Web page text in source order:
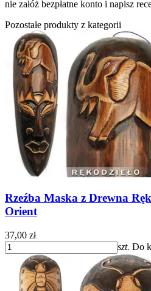
nie załóż bezpłatne konto i napisz
Pozostałe produkty z kategorii
Rzeźba Maska z Drewna
Orient
37,00 zł
szt. Do